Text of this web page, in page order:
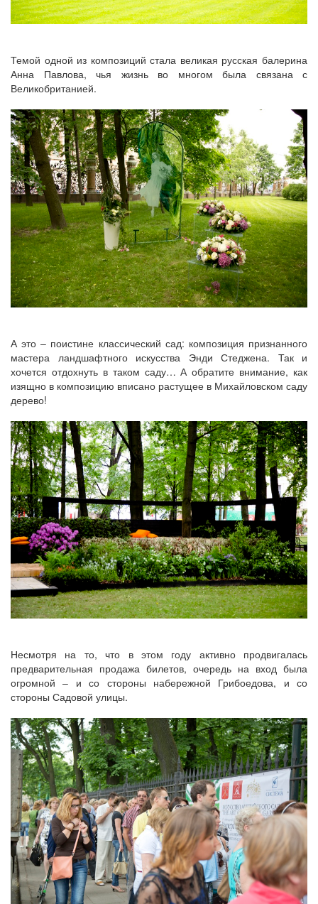
Темой одной из композиций стала великая русская балерина
Анна Павлова, чья жизнь во многом была связана с
Великобританией.
А это – поистине классический сад: композиция признанного
мастера ландшафтного искусства Энди Стеджена. Так и
хочется отдохнуть в таком саду… А обратите внимание, как
изящно в композицию вписано растущее в Михайловском саду
дерево!
Несмотря на то, что в этом году активно продвигалась
предварительная продажа билетов, очередь на вход была
огромной – и со стороны набережной Грибоедова, и со
стороны Садовой улицы.